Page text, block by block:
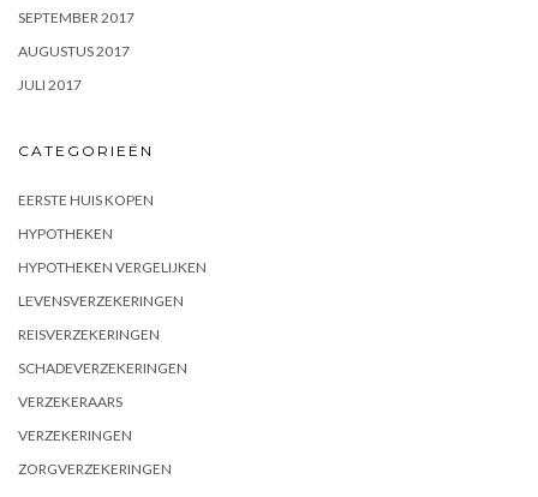
SEPTEMBER 2017
AUGUSTUS 2017
JULI 2017
CATEGORIEËN
EERSTE HUIS KOPEN
HYPOTHEKEN
HYPOTHEKEN VERGELIJKEN
LEVENSVERZEKERINGEN
REISVERZEKERINGEN
SCHADEVERZEKERINGEN
VERZEKERAARS
VERZEKERINGEN
ZORGVERZEKERINGEN